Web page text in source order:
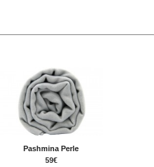
Pashmina Perle
59€